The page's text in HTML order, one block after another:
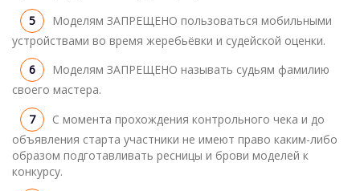
Моделям ЗАПРЕЩЕНО пользоваться мобильными
устройствами во время жеребьёвки и судейской оценки.
Моделям ЗАПРЕЩЕНО называть судьям фамилию
своего мастера.
С момента прохождения контрольного чека и до
объявления старта участники не имеют право каким-либо
образом подготавливать ресницы и брови моделей к
конкурсу.